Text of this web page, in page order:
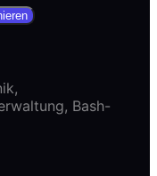
Bash-